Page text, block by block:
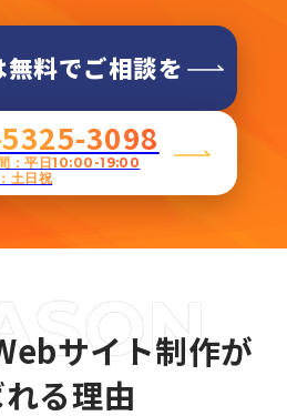
無料でご相談を
3098
：平日10:00-19:00
土日祝
サイト制作が
る理由